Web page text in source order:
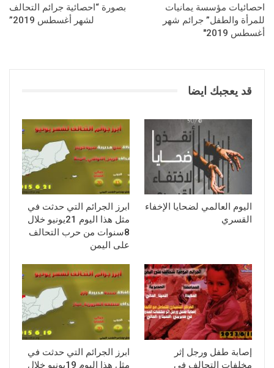
احصائيات مؤسسة يمانيات
للمرأة والطفل” جرائم شهر
أغسطس 2019″
بصورة “احصائية جرائم التحالف
لشهر أغسطس 2019”
قد يعجبك ايضا
اليوم العالمي لضحايا الإخفاء
القسري
ابرز الجرائم التي حدثت في
مثل هذا اليوم 21يونيو خلال
8سنوات من حرب التحالف
على اليمن
إصابة طفل ورجل إثر
مخلفات التحالف في
ابرز الجرائم التي حدثت في
مثل هذا اليوم 19يونيو خلال